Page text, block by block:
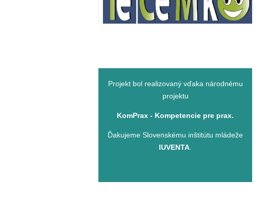
Projekt bol realizovaný vďaka národnému
projektu
KomPrax - Kompetencie pre prax.
Ďakujeme Slovenskému inštitútu mládeže
IUVENTA.